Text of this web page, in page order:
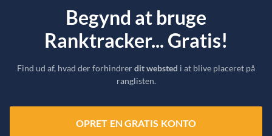
Begynd at bruge
Ranktracker... Gratis!
Find ud af, hvad der forhindrerdit websted i at blive placeret på
ranglisten.
OPRET EN GRATIS KONTO